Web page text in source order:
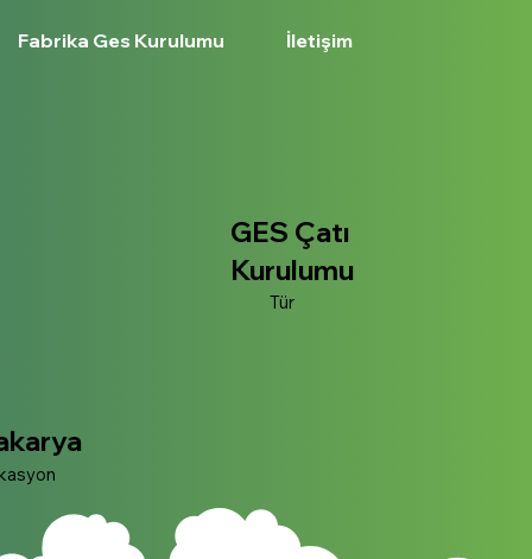
Fabrika Ges Kurulumu İletişim
Tür
GES Çatı
Kurulumu